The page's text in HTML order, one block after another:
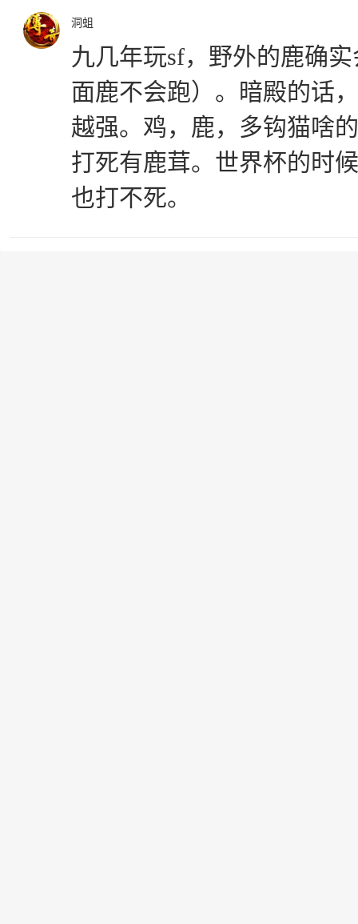
洞蛆
九几年玩sf，野外的鹿确
面鹿不会跑）。暗殿的话
越强。鸡，鹿，多钩猫啥
打死有鹿茸。世界杯的时
也打不死。